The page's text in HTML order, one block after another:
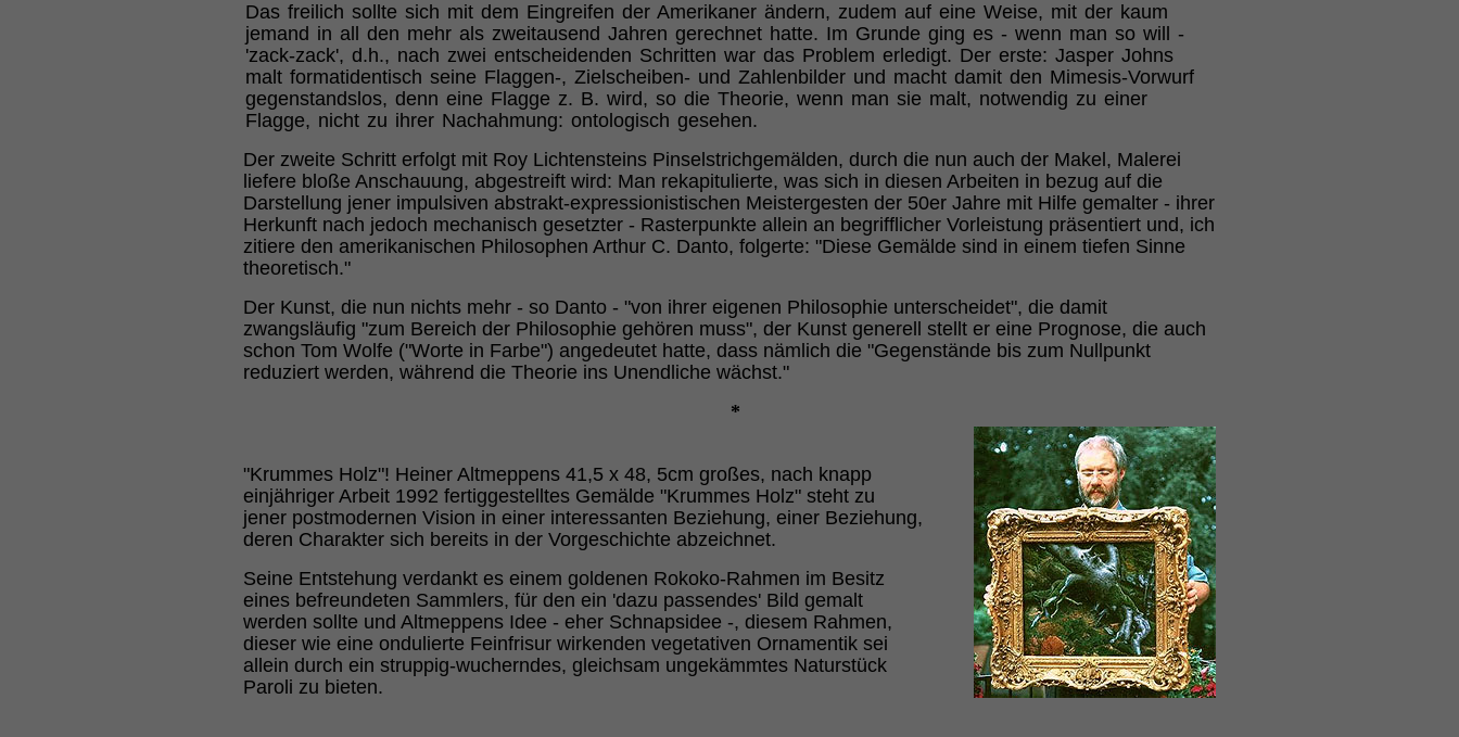
Das freilich sollte sich mit dem Eingreifen der Amerikaner ändern, zudem auf eine Weise, mit der kaum
jemand in all den mehr als zweitausend Jahren gerechnet hatte. Im Grunde ging es - wenn man so will -
'zack-zack', d.h., nach zwei entscheidenden Schritten war das Problem erledigt. Der erste: Jasper Johns
malt formatidentisch seine Flaggen-, Zielscheiben- und Zahlenbilder und macht damit den Mimesis-Vorwurf
gegenstandslos, denn eine Flagge z. B. wird, so die Theorie, wenn man sie malt, notwendig zu einer
Flagge, nicht zu ihrer Nachahmung: ontologisch gesehen.
Der zweite Schritt erfolgt mit Roy Lichtensteins Pinselstrichgemälden, durch die nun auch der Makel, Malerei
liefere bloße Anschauung, abgestreift wird: Man rekapitulierte, was sich in diesen Arbeiten in bezug auf die
Darstellung jener impulsiven abstrakt-expressionistischen Meistergesten der 50er Jahre mit Hilfe gemalter - ihrer
Herkunft nach jedoch mechanisch gesetzter - Rasterpunkte allein an begrifflicher Vorleistung präsentiert und, ich
zitiere den amerikanischen Philosophen Arthur C. Danto, folgerte: "Diese Gemälde sind in einem tiefen Sinne
theoretisch."
Der Kunst, die nun nichts mehr - so Danto - "von ihrer eigenen Philosophie unterscheidet", die damit
zwangsläufig "zum Bereich der Philosophie gehören muss", der Kunst generell stellt er eine Prognose, die auch
schon Tom Wolfe ("Worte in Farbe") angedeutet hatte, dass nämlich die "Gegenstände bis zum Nullpunkt
reduziert werden, während die Theorie ins Unendliche wächst."
*
"Krummes Holz"! Heiner Altmeppens 41,5 x 48, 5cm großes, nach knapp
einjähriger Arbeit 1992 fertiggestelltes Gemälde "Krummes Holz" steht zu
jener postmodernen Vision in einer interessanten Beziehung, einer Beziehung,
deren Charakter sich bereits in der Vorgeschichte abzeichnet.
Seine Entstehung verdankt es einem goldenen Rokoko-Rahmen im Besitz
eines befreundeten Sammlers, für den ein 'dazu passendes' Bild gemalt
werden sollte und Altmeppens Idee - eher Schnapsidee -, diesem Rahmen,
dieser wie eine ondulierte Feinfrisur wirkenden vegetativen Ornamentik sei
allein durch ein struppig-wucherndes, gleichsam ungekämmtes Naturstück
Paroli zu bieten.